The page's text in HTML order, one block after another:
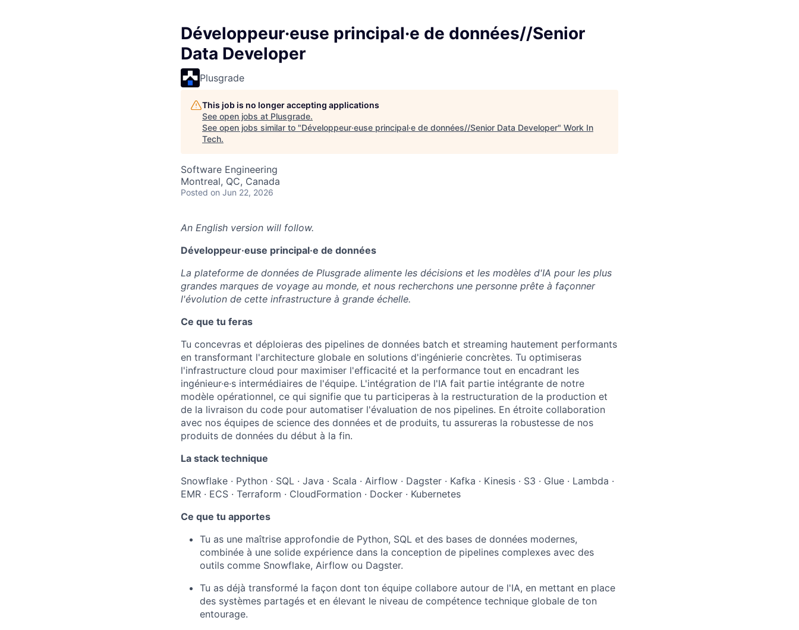
Développeur·euse principal·e de données//Senior
Data Developer
Plusgrade
This job is no longer accepting applications
See open jobs at Plusgrade.
See open jobs similar to "Développeur·euse principal·e de données//Senior Data Developer" Work In
Tech.
Software Engineering
Montreal, QC, Canada
Posted on Jun 22, 2026
An English version will follow.
Développeur·euse principal·e de données
La plateforme de données de Plusgrade alimente les décisions et les modèles d'IA pour les plus
grandes marques de voyage au monde, et nous recherchons une personne prête à façonner
l'évolution de cette infrastructure à grande échelle.
Ce que tu feras
Tu concevras et déploieras des pipelines de données batch et streaming hautement performants
en transformant l'architecture globale en solutions d'ingénierie concrètes. Tu optimiseras
l'infrastructure cloud pour maximiser l'efficacité et la performance tout en encadrant les
ingénieur·e·s intermédiaires de l'équipe. L'intégration de l'IA fait partie intégrante de notre
modèle opérationnel, ce qui signifie que tu participeras à la restructuration de la production et
de la livraison du code pour automatiser l'évaluation de nos pipelines. En étroite collaboration
avec nos équipes de science des données et de produits, tu assureras la robustesse de nos
produits de données du début à la fin.
La stack technique
Snowflake · Python · SQL · Java · Scala · Airflow · Dagster · Kafka · Kinesis · S3 · Glue · Lambda ·
EMR · ECS · Terraform · CloudFormation · Docker · Kubernetes
Ce que tu apportes
Tu as une maîtrise approfondie de Python, SQL et des bases de données modernes,
combinée à une solide expérience dans la conception de pipelines complexes avec des
outils comme Snowflake, Airflow ou Dagster.
Tu as déjà transformé la façon dont ton équipe collabore autour de l'IA, en mettant en place
des systèmes partagés et en élevant le niveau de compétence technique globale de ton
entourage.